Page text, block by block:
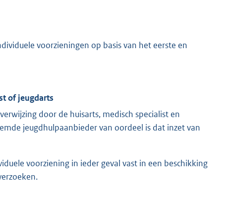
voorzieningen op basis van het eerste en
of jeugdarts
door de huisarts, medisch specialist en
jeugdhulpaanbieder van oordeel is dat inzet van
voorziening in ieder geval vast in een beschikking